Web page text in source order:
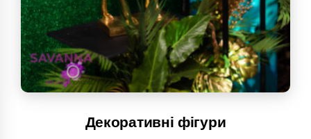
Декоративні фігури